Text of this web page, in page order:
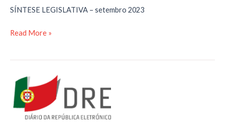
SÍNTESE LEGISLATIVA – setembro 2023
SÍNTESE
2023
Read More »